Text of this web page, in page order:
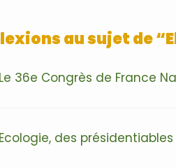
au sujet de
Le 36e Congrès de France
Ecologie, des